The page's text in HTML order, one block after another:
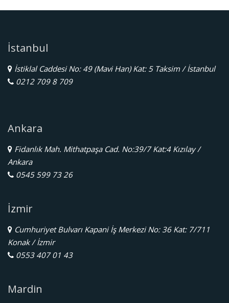
İstanbul
İstiklal Caddesi No: 49 (Mavi Han) Kat: 5 Taksim / İstanbul
0212 709 8 709
Ankara
Fidanlık Mah. Mithatpaşa Cad. No:39/7 Kat:4 Kızılay /
Ankara
0545 599 73 26
İzmir
Cumhuriyet Bulvarı Kapani İş Merkezi No: 36 Kat: 7/711
Konak / İzmir
0553 407 01 43
Mardin